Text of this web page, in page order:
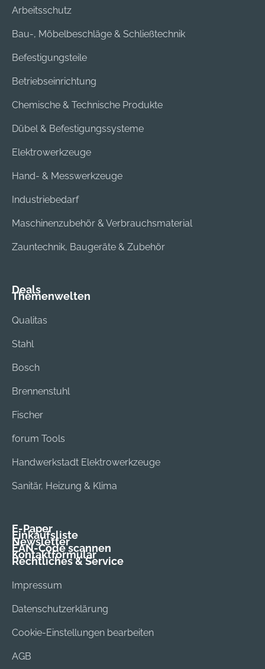
Arbeitsschutz
Bau-, Möbelbeschläge & Schließtechnik
Befestigungsteile
Betriebseinrichtung
Chemische & Technische Produkte
Dübel & Befestigungssysteme
Elektrowerkzeuge
Hand- & Messwerkzeuge
Industriebedarf
Maschinenzubehör & Verbrauchsmaterial
Zauntechnik, Baugeräte & Zubehör
Deals
Themenwelten
Qualitas
Stahl
Bosch
Brennenstuhl
Fischer
forum Tools
Handwerkstadt Elektrowerkzeuge
Sanitär, Heizung & Klima
E-Paper
Einkaufsliste
Newsletter
EAN-Code scannen
Kontaktformular
Rechtliches & Service
Impressum
Datenschutzerklärung
Cookie-Einstellungen bearbeiten
AGB